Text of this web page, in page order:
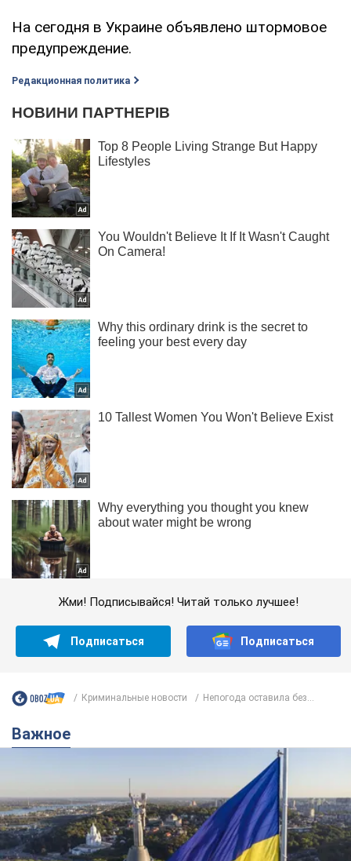
На сегодня в Украине объявлено штормовое
предупреждение.
Редакционная политика
Жми! Подписывайся! Читай только лучшее!
Подписаться Подписаться
Криминальные новости Непогода оставила без...
Важное